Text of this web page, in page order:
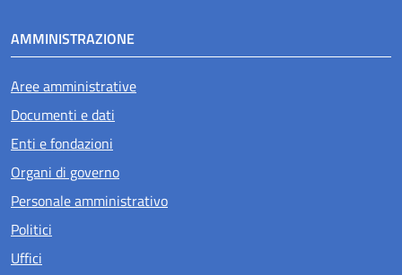
AMMINISTRAZIONE
Aree amministrative
Documenti e dati
Enti e fondazioni
Organi di governo
Personale amministrativo
Politici
Uffici